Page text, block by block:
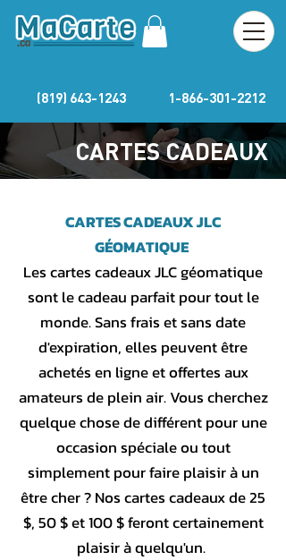
(819) 643-1243 1-866-301-2212
CARTES CADEAUX
CARTES CADEAUX JLC
GÉOMATIQUE
Les cartes cadeaux JLC géomatique
sont le cadeau parfait pour tout le
monde. Sans frais et sans date
d'expiration, elles peuvent être
achetés en ligne et offertes aux
amateurs de plein air. Vous cherchez
quelque chose de différent pour une
occasion spéciale ou tout
simplement pour faire plaisir à un
être cher ? Nos cartes cadeaux de 25
$, 50 $ et 100 $ feront certainement
plaisir à quelqu'un.